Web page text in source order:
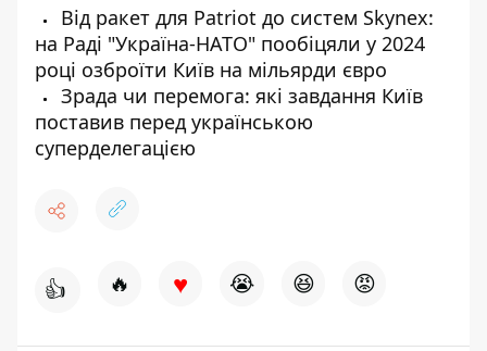
Від ракет для Patriot до систем Skynex:
на Раді "Україна-НАТО" пообіцяли у 2024
році озброїти Київ на мільярди євро
Зрада чи перемога: які завдання Київ
поставив перед українською
суперделегацією
👍 🔥 ♥ 😭 😆 😡